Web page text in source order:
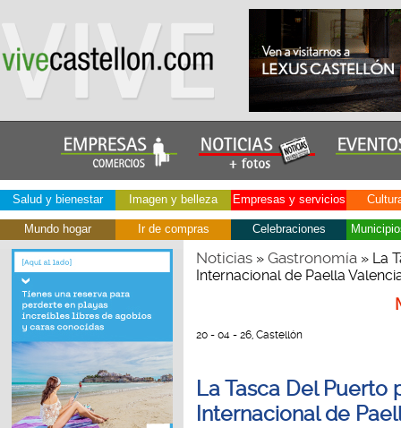
Salud y bienestar Imagen y belleza Empresas y servicios
Mundo hogar Ir de compras Celebraciones
Noticias» Gastronomía» La
Internacional de Paella
20 - 04 - 26, Castellón
La Tasca Del Puerto
Internacional de